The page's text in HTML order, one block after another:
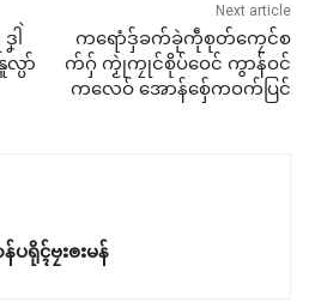
ပာ်
Next article
ကရောံဒှ်ခက်ခုဲကဵုစုတ်ကၠေင်စ
က်ဂှ် ကၟုဲကၠုင်စိုပ်ဝေင် ကွာန်ဝင်
ကလေဝ် အောန်စှ်ေကဝက်ပြင်
န်ပရိုၚ်ဗၠးၜးမန်